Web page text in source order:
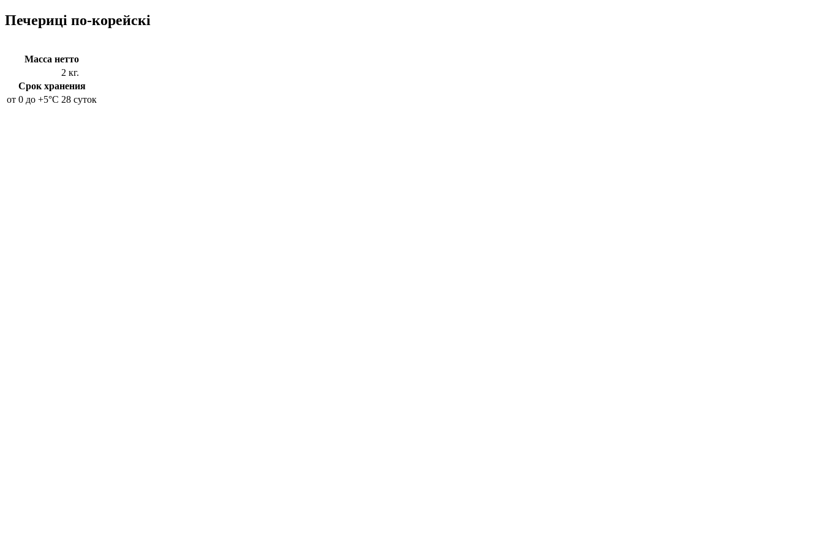
Печериці по-корейскі
Масса нетто
2 кг.
Срок хранения
от 0 до +5°C 28 суток